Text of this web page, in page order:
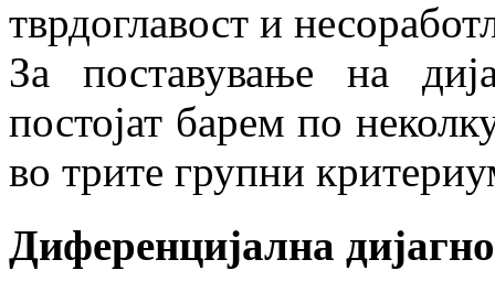
тврдоглавост и
За поставување на
постојат барем по
во трите групни
Диференцијална